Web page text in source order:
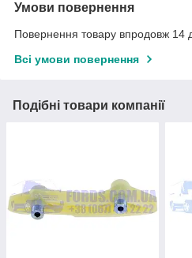
Умови повернення
Повернення товару впродовж 14
Всі умови повернення
Подібні товари компанії